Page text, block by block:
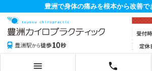
豊洲で身体の痛みを根本から改善で
menu local_phone